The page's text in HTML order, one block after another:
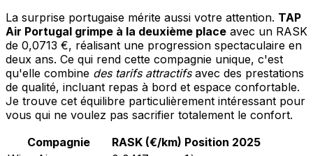
La surprise portugaise mérite aussi votre attention. TAP
Air Portugal grimpe à la deuxième place avec un RASK
de 0,0713 €, réalisant une progression spectaculaire en
deux ans. Ce qui rend cette compagnie unique, c'est
qu'elle combine des tarifs attractifsavec des prestations
de qualité, incluant repas à bord et espace confortable.
Je trouve cet équilibre particulièrement intéressant pour
vous qui ne voulez pas sacrifier totalement le confort.
Compagnie
RASK (€/km) Position 2025